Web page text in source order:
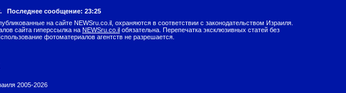
Последнее сообщение: 23:25
на сайте NEWSru.co.il, охраняются в соответствии с законодательством Израиля.
сайта гиперссылка на NEWSru.co.il обязательна. Перепечатка эксклюзивных статей без
фотоматериалов агентств не разрешается.
2005-2026